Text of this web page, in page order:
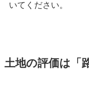
いてください。
土地の評価は「